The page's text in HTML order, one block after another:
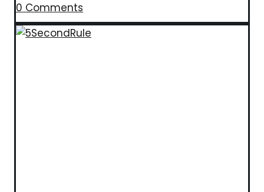
0 Comments